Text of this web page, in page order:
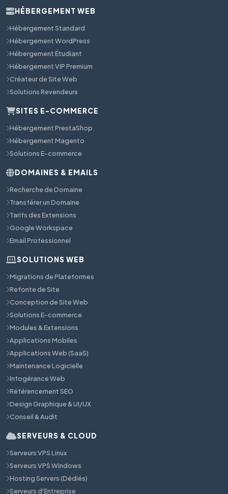
HÉBERGEMENT WEB
Hébergement Standard
Hébergement WordPress
Hébergement Étudiant
Hébergement VIP Premium
Créateur de Site Web
Solutions Revendeurs
SITES E-COMMERCE
Hébergement PrestaShop
Hébergement Magento
Solutions E-commerce
DOMAINES & EMAILS
Recherche de Domaine
Transférer un Domaine
Tarifs des Extensions
Google Workspace
Email Professionnel
SOLUTIONS WEB
Migrations de Plateformes
Refonte de Site
Conception de Site Web
Solutions E-commerce
Modules & Extensions
Applications Mobiles
Applications Web (SaaS)
Maintenance Logicielle
Infogérance Web
Référencement SEO
Design Graphique & UI/UX
Conseil & Audit
SERVEURS & CLOUD
Serveurs VPS Linux
Serveurs VPS Windows
Hosting Servers (Dédiés)
Serveurs d'Entreprise